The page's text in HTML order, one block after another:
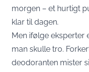
morgen – et hurtigt
klar til dagen.
Men ifølge eksperter
man skulle tro.
deodoranten mister